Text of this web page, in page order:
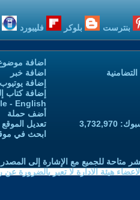
بنترست بلوكر فليبورد
اضافة
اضافة خبر
إضافة
إضافة كتاب
- English
أضف حملة
تعديل
ابحث في
متاحة للجميع مع الإشارة إلى المصدر
هيئة الادارة لا تعبر بالضرورة عن